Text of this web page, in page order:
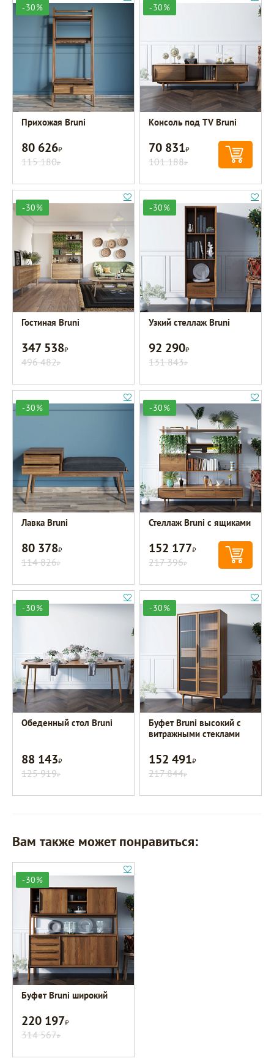
-30%
Прихожая Bruni
80 626Р
115 180Р
-30%
Консоль под TV Bruni
70 831Р
101 188Р
-30%
Гостиная Bruni
347 538Р
496 482Р
-30%
Узкий стеллаж Bruni
92 290Р
131 843Р
-30%
Лавка Bruni
80 378Р
114 826Р
-30%
Стеллаж Bruni с ящиками
152 177Р
217 396Р
-30%
Обеденный стол Bruni
88 143Р
125 919Р
-30%
Буфет Bruni высокий с
витражными стеклами
152 491Р
217 844Р
Вам также может понравиться:
-30%
Буфет Bruni широкий
220 197Р
314 567Р